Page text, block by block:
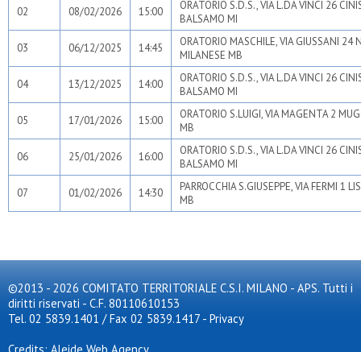
02 08/02/2026 15:00
ORATORIO S.D.S., VIA L.DA VINCI 26
BALSAMO MI
03 06/12/2025 14:45
ORATORIO MASCHILE, VIA GIUSSANI 24
MILANESE MB
04 13/12/2025 14:00
ORATORIO S.D.S., VIA L.DA VINCI 26
BALSAMO MI
05 17/01/2026 15:00
ORATORIO S.LUIGI, VIA MAGENTA 2
MB
06 25/01/2026 16:00
ORATORIO S.D.S., VIA L.DA VINCI 26
BALSAMO MI
07 01/02/2026 14:30
PARROCCHIA S.GIUSEPPE, VIA FERMI 1
MB
©2013 - 2026 COMITATO TERRITORIALE C.S.I. MILANO - APS. Tutti i
diritti riservati - C.F. 80110610153
Tel. 02 5839.1401 / Fax 02 5839.1417 - Privacy